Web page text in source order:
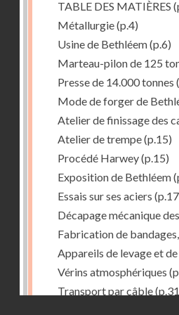
TABLE DES MATIÈRES
Métallurgie(p.4)
Usine de Bethléem(p.6)
Marteau-pilon de 125
Presse de 14.000 tonnes
Mode de forger de
Atelier de finissage des
Atelier de trempe(p.15)
Procédé Harwey(p.15)
Exposition de Bethléem
Essais sur ses aciers
Décapage mécanique
Fabrication de
Appareils de levage et
Vérins atmosphériques
Transport par câble